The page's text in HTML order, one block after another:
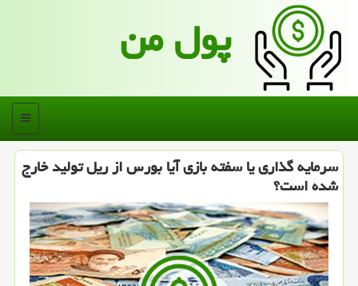
پول من
منو
سرمایه گذاری یا سفته بازی آیا بورس از ریل تولید خارج
شده است؟